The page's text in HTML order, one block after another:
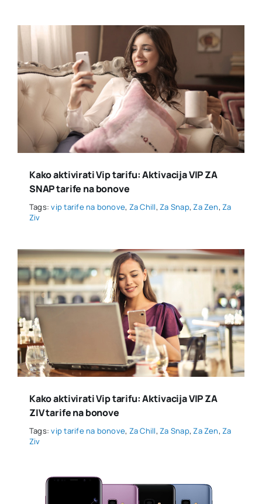
Kako aktivirati Vip tarifu: Aktivacija VIP ZA
SNAP tarife na bonove
Tags:vip tarife na bonove, Za Chill,Za Snap,Za Zen,Za
Ziv
Kako aktivirati Vip tarifu: Aktivacija VIP ZA
ZIV tarife na bonove
Tags:vip tarife na bonove, Za Chill,Za Snap,Za Zen,Za
Ziv